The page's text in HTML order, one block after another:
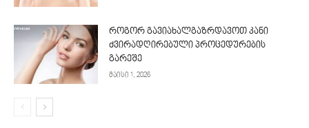
როგორ გავიახალგაზრდავოთ კანი
ძვირადღირებული პროცედურების
გარეშე
მაისი 1, 2026